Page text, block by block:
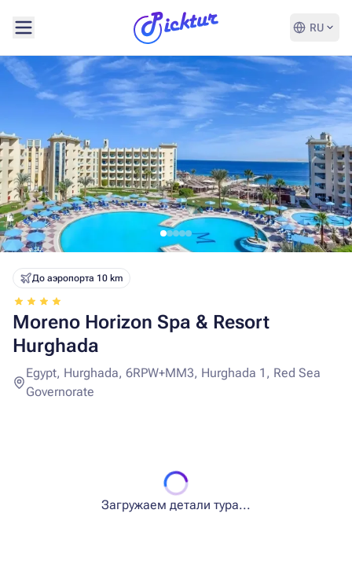
RU
До аэропорта 10 km
Moreno Horizon Spa & Resort
Hurghada
Egypt, Hurghada, 6RPW+MM3, Hurghada 1, Red Sea
Governorate
Загружаем детали тура...